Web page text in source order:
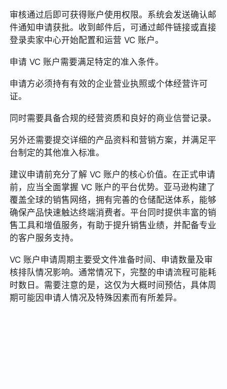
审核通过后即可获得账户使用权限。系统会发送确认邮
件通知申请获批。收到邮件后，可通过邮件链接或直接
登录卖家中心开始配置和运营 VC 账户。
申请 VC 账户需要满足特定的准入条件。
申请方必须持有有效的企业营业执照或个体经营许可
证。
同时需要具备合规的经营资质和良好的商业信誉记录。
另外还需要提交详细的产品资料和营销方案，并满足平
台制定的其他准入标准。
建议申请前充分了解 VC 账户的核心价值。在正式申请
前，应当全面掌握 VC 账户的平台优势。亚马逊构建了
覆盖全球的销售网络，拥有完善的仓储配送体系，能够
确保产品快速触达终端消费者。平台同时提供丰富的销
售工具和增值服务，有助于提升销售业绩，并配备专业
的客户服务支持。
VC 账户申请周期主要受文件准备时间、申请数量及审
核排队情况影响。通常情况下，完整的申请流程可能耗
时数日。需要注意的是，这仅为大概时间预估，具体周
期可能因申请人情况及特殊因素而有所差异。